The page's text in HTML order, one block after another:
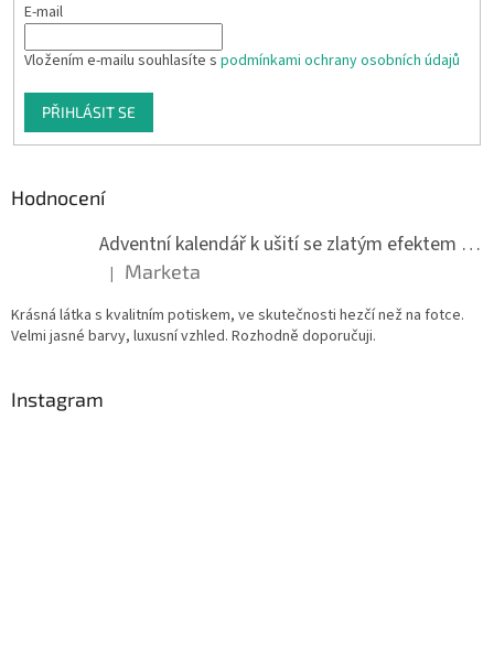
E-mail
Vložením e-mailu souhlasíte s podmínkami ochrany osobních údajů
PŘIHLÁSIT SE
Hodnocení
Adventní kalendář k ušití se zlatým efektem 042Q
Hodnocení produktu je 5 z 5 hvězdiček.
| Marketa
Krásná látka s kvalitním potiskem, ve skutečnosti hezčí než na fotce.
Velmi jasné barvy, luxusní vzhled. Rozhodně doporučuji.
Instagram